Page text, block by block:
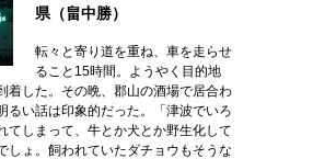
県（畠中勝）
転々と寄り道を重ね、車を走らせ
ること15時間。ようやく目的地
着した。その晩、郡山の酒場で居合わ
るい話は印象的だった。「津波でいろ
てしまって、牛とか犬とか野生化して
しょ。飼われていたダチョウもそうな